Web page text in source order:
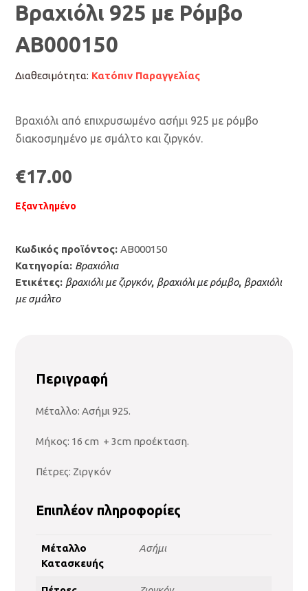
Βραχιόλι 925 με Ρόμβο
AB000150
Διαθεσιμότητα: Κατόπιν Παραγγελίας
Βραχιόλι από επιχρυσωμένο ασήμι 925 με ρόμβο
διακοσμημένο με σμάλτο και ζιργκόν.
€17.00
Εξαντλημένο
Κωδικός προϊόντος:AB000150
Κατηγορία: Βραχιόλια
Ετικέτες: βραχιόλι με ζιργκόν, βραχιόλι με ρόμβο, βραχιόλι
με σμάλτο
Περιγραφή
Μέταλλο: Ασήμι 925.
Μήκος: 16 cm + 3cm προέκταση.
Πέτρες: Ζιργκόν
Επιπλέον πληροφορίες
Μέταλλο
Κατασκευής
Ασήμι